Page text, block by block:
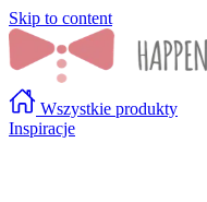
Skip to content
Wszystkie produkty
Inspiracje